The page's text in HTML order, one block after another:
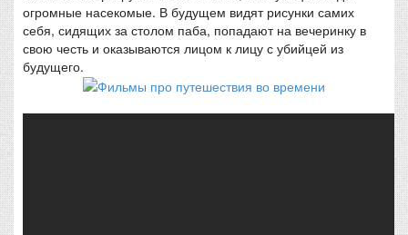
огромные насекомые. В будущем видят рисунки самих
себя, сидящих за столом паба, попадают на вечеринку в
свою честь и оказываются лицом к лицу с убийцей из
будущего.